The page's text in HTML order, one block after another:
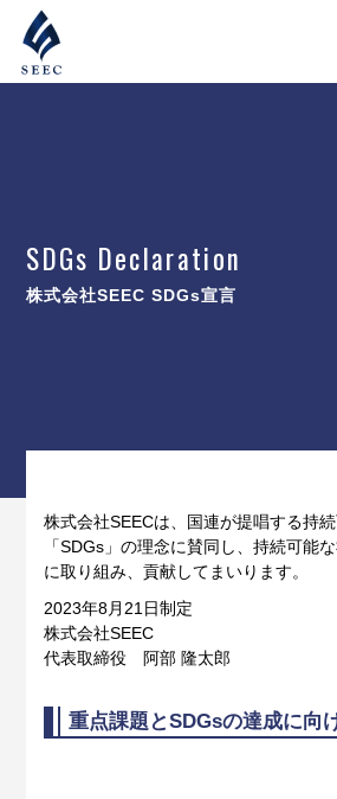
SDGs Declaration
株式会社SEEC SDGs宣言
株式会社SEECは、国連が提唱する持
「SDGs」の理念に賛同し、持続可能
に取り組み、貢献してまいります。
2023年8月21日制定
株式会社SEEC
代表取締役 阿部 隆太郎
重点課題とSDGsの達成に向